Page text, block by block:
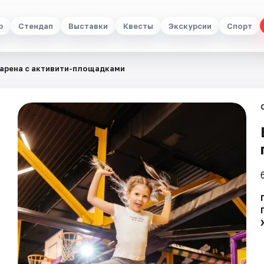
Стендап Выставки Квесты Экскурсии Спорт
с активити-площадками